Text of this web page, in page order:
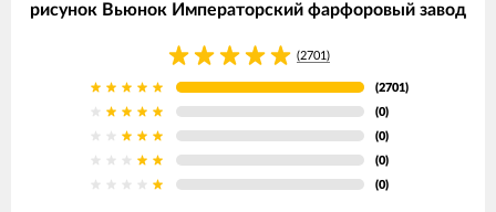
рисунок Вьюнок Императорский фарфоровый завод
(2701)
(2701)
(0)
(0)
(0)
(0)